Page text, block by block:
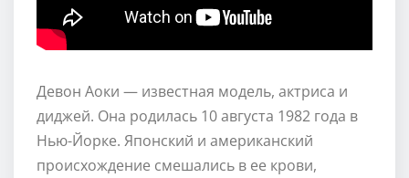
Девон Аоки — известная модель, актриса и
диджей. Она родилась 10 августа 1982 года в
Нью-Йорке. Японский и американский
происхождение смешались в ее крови,